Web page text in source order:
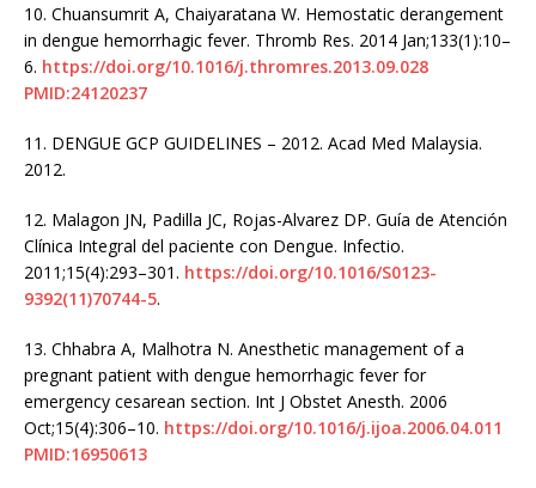
10. Chuansumrit A, Chaiyaratana W. Hemostatic derangement
in dengue hemorrhagic fever. Thromb Res. 2014 Jan;133(1):10–
6. https://doi.org/10.1016/j.thromres.2013.09.028
PMID:24120237
11. DENGUE GCP GUIDELINES – 2012. Acad Med Malaysia.
2012.
12. Malagon JN, Padilla JC, Rojas-Alvarez DP. Guía de Atención
Clínica Integral del paciente con Dengue. Infectio.
2011;15(4):293–301. https://doi.org/10.1016/S0123-
9392(11)70744-5.
13. Chhabra A, Malhotra N. Anesthetic management of a
pregnant patient with dengue hemorrhagic fever for
emergency cesarean section. Int J Obstet Anesth. 2006
Oct;15(4):306–10. https://doi.org/10.1016/j.ijoa.2006.04.011
PMID:16950613